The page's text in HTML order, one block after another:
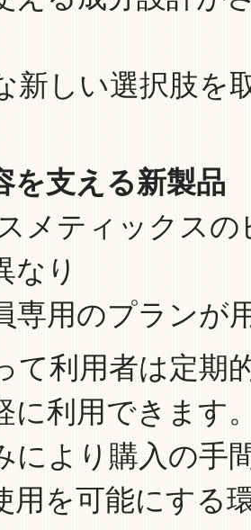
新しい選択肢を
を支える新製品
メティックス
なり
専用のプランが
て利用者は定期
に利用できます
により購入の手
用を可能にする